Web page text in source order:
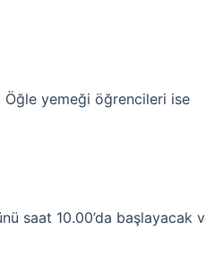
Öğle yemeği öğrencileri ise
saat 10.00’da başlayacak